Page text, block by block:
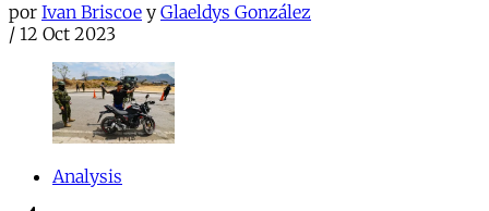
por Ivan Briscoe y Glaeldys González
/ 12 Oct 2023
Analysis